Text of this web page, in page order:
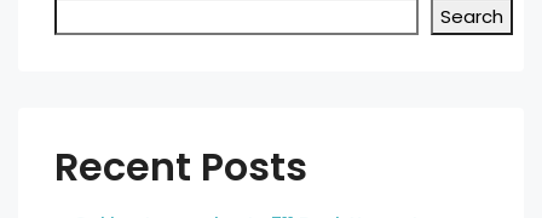
Search
Recent Posts